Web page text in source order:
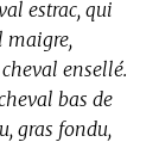
estrac, qui
maigre,
ensellé.
bas de
gras fondu,